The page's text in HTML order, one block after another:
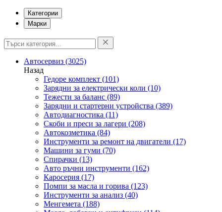
Категории
Марки
Автосервиз (3025)
Назад
Гедоре комплект (101)
Зарядни за електрически коли (10)
Тежести за баланс (89)
Зарядни и стартерни устройства (389)
Автодиагностика (11)
Скоби и преси за лагери (208)
Автокозметика (84)
Инструменти за ремонт на двигатели (17)
Машини за гуми (70)
Спирачки (13)
Авто ръчни инструменти (162)
Каросерия (17)
Помпи за масла и горива (123)
Инструменти за анализ (40)
Менгемета (188)